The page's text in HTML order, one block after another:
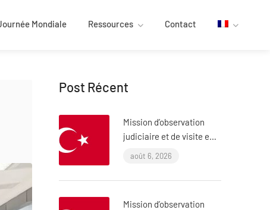
Mondiale Ressources Contact
Post Récent
Mission d’observation
judiciaire et de visite en
prison – procès ÇHD II et
(Istanbul, Turquie)
août 6, 2026
Mission d’observation